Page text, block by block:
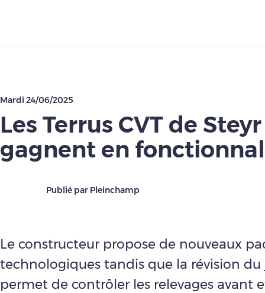
Mardi 24/06/2025
Les Terrus CVT de Steyr
gagnent en
Publié par Pleinchamp
Le constructeur propose de nouveaux
technologiques tandis que la révision du
permet de contrôler les relevages avant